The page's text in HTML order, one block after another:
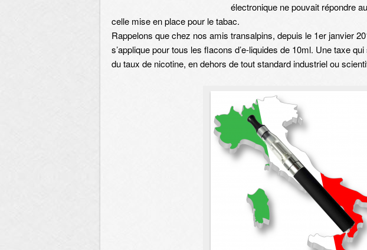
électronique ne pouvait répondre
celle mise en place pour le tabac.
Rappelons que chez nos amis transalpins, depuis le 1er janvier
s’applique pour tous les flacons d’e-liquides de 10ml. Une taxe
du taux de nicotine, en dehors de tout standard industriel ou